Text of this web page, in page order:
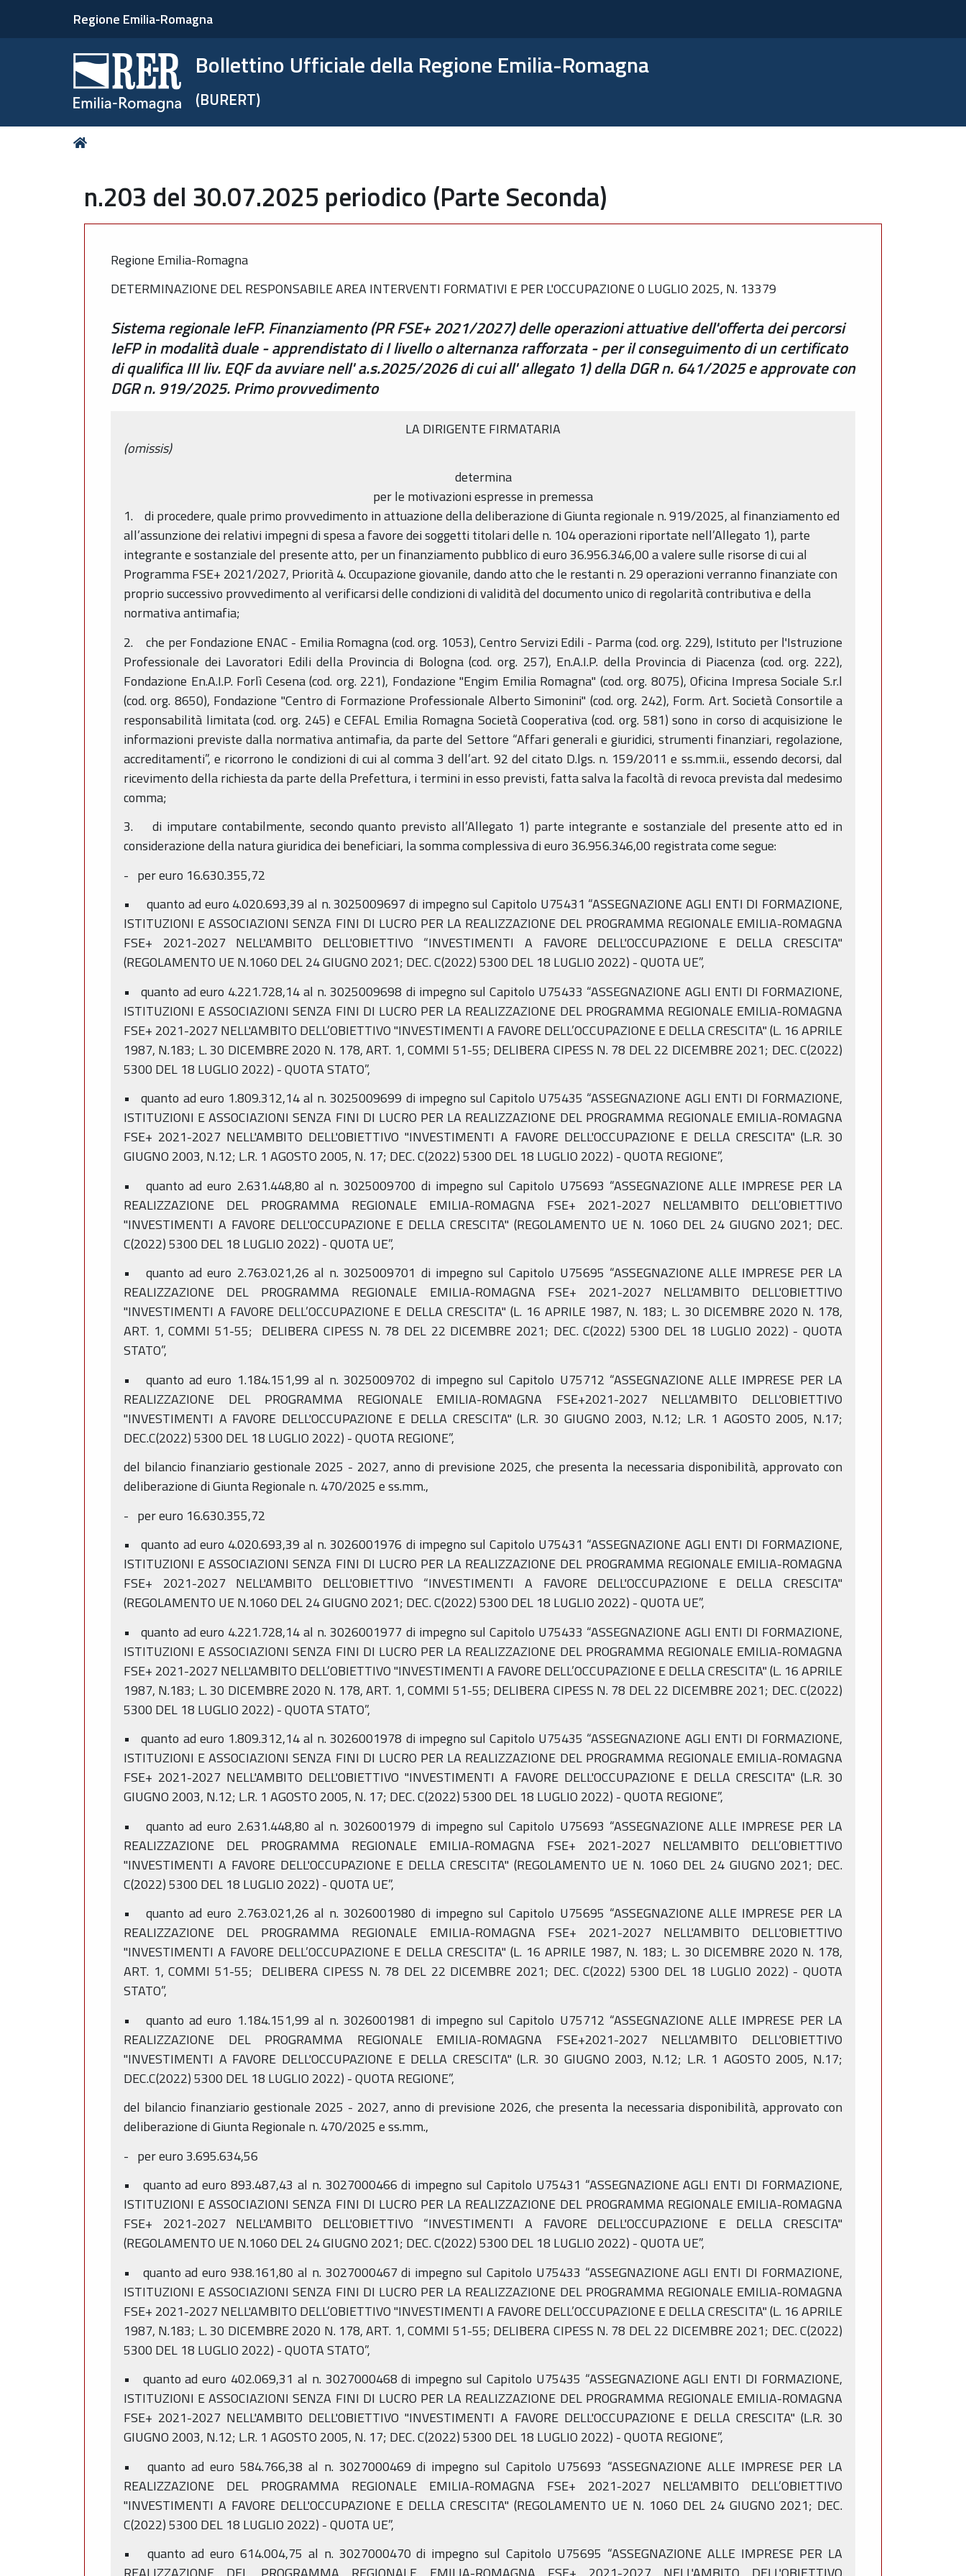
Regione Emilia-Romagna
Bollettino Ufficiale della Regione Emilia-Romagna
(BURERT)
Tu
n.203 del 30.07.2025 periodico (Parte Seconda)
Regione Emilia-Romagna
DETERMINAZIONE DEL RESPONSABILE AREA INTERVENTI FORMATIVI E PER L'OCCUPAZIONE 0 LUGLIO 2025, N. 13379
Sistema regionale IeFP. Finanziamento (PR FSE+ 2021/2027) delle operazioni attuative dell'offerta dei percorsi
IeFP in modalità duale - apprendistato di I livello o alternanza rafforzata - per il conseguimento di un certificato
di qualifica III liv. EQF da avviare nell' a.s.2025/2026 di cui all' allegato 1) della DGR n. 641/2025 e approvate con
DGR n. 919/2025. Primo provvedimento
LA DIRIGENTE FIRMATARIA
(omissis)
determina
per le motivazioni espresse in premessa
1. di procedere, quale primo provvedimento in attuazione della deliberazione di Giunta regionale n. 919/2025, al finanziamento ed
all’assunzione dei relativi impegni di spesa a favore dei soggetti titolari delle n. 104 operazioni riportate nell’Allegato 1), parte
integrante e sostanziale del presente atto, per un finanziamento pubblico di euro 36.956.346,00 a valere sulle risorse di cui al
Programma FSE+ 2021/2027, Priorità 4. Occupazione giovanile, dando atto che le restanti n. 29 operazioni verranno finanziate con
proprio successivo provvedimento al verificarsi delle condizioni di validità del documento unico di regolarità contributiva e della
normativa antimafia;
2. che per Fondazione ENAC - Emilia Romagna (cod. org. 1053), Centro Servizi Edili - Parma (cod. org. 229), Istituto per l'Istruzione
Professionale dei Lavoratori Edili della Provincia di Bologna (cod. org. 257), En.A.I.P. della Provincia di Piacenza (cod. org. 222),
Fondazione En.A.I.P. Forlì Cesena (cod. org. 221), Fondazione "Engim Emilia Romagna" (cod. org. 8075), Oficina Impresa Sociale S.r.l
(cod. org. 8650), Fondazione "Centro di Formazione Professionale Alberto Simonini" (cod. org. 242), Form. Art. Società Consortile a
responsabilità limitata (cod. org. 245) e CEFAL Emilia Romagna Società Cooperativa (cod. org. 581) sono in corso di acquisizione le
informazioni previste dalla normativa antimafia, da parte del Settore “Affari generali e giuridici, strumenti finanziari, regolazione,
accreditamenti”, e ricorrono le condizioni di cui al comma 3 dell’art. 92 del citato D.lgs. n. 159/2011 e ss.mm.ii., essendo decorsi, dal
ricevimento della richiesta da parte della Prefettura, i termini in esso previsti, fatta salva la facoltà di revoca prevista dal medesimo
comma;
3. di imputare contabilmente, secondo quanto previsto all’Allegato 1) parte integrante e sostanziale del presente atto ed in
considerazione della natura giuridica dei beneficiari, la somma complessiva di euro 36.956.346,00 registrata come segue:
- per euro 16.630.355,72
• quanto ad euro 4.020.693,39 al n. 3025009697 di impegno sul Capitolo U75431 “ASSEGNAZIONE AGLI ENTI DI FORMAZIONE,
ISTITUZIONI E ASSOCIAZIONI SENZA FINI DI LUCRO PER LA REALIZZAZIONE DEL PROGRAMMA REGIONALE EMILIA-ROMAGNA
FSE+ 2021-2027 NELL'AMBITO DELL'OBIETTIVO “INVESTIMENTI A FAVORE DELL'OCCUPAZIONE E DELLA CRESCITA"
(REGOLAMENTO UE N.1060 DEL 24 GIUGNO 2021; DEC. C(2022) 5300 DEL 18 LUGLIO 2022) - QUOTA UE”,
• quanto ad euro 4.221.728,14 al n. 3025009698 di impegno sul Capitolo U75433 “ASSEGNAZIONE AGLI ENTI DI FORMAZIONE,
ISTITUZIONI E ASSOCIAZIONI SENZA FINI DI LUCRO PER LA REALIZZAZIONE DEL PROGRAMMA REGIONALE EMILIA-ROMAGNA
FSE+ 2021-2027 NELL'AMBITO DELL’OBIETTIVO "INVESTIMENTI A FAVORE DELL’OCCUPAZIONE E DELLA CRESCITA" (L. 16 APRILE
1987, N.183; L. 30 DICEMBRE 2020 N. 178, ART. 1, COMMI 51-55; DELIBERA CIPESS N. 78 DEL 22 DICEMBRE 2021; DEC. C(2022)
5300 DEL 18 LUGLIO 2022) - QUOTA STATO”,
• quanto ad euro 1.809.312,14 al n. 3025009699 di impegno sul Capitolo U75435 “ASSEGNAZIONE AGLI ENTI DI FORMAZIONE,
ISTITUZIONI E ASSOCIAZIONI SENZA FINI DI LUCRO PER LA REALIZZAZIONE DEL PROGRAMMA REGIONALE EMILIA-ROMAGNA
FSE+ 2021-2027 NELL'AMBITO DELL'OBIETTIVO "INVESTIMENTI A FAVORE DELL'OCCUPAZIONE E DELLA CRESCITA" (L.R. 30
GIUGNO 2003, N.12; L.R. 1 AGOSTO 2005, N. 17; DEC. C(2022) 5300 DEL 18 LUGLIO 2022) - QUOTA REGIONE”,
• quanto ad euro 2.631.448,80 al n. 3025009700 di impegno sul Capitolo U75693 “ASSEGNAZIONE ALLE IMPRESE PER LA
REALIZZAZIONE DEL PROGRAMMA REGIONALE EMILIA-ROMAGNA FSE+ 2021-2027 NELL'AMBITO DELL’OBIETTIVO
"INVESTIMENTI A FAVORE DELL'OCCUPAZIONE E DELLA CRESCITA" (REGOLAMENTO UE N. 1060 DEL 24 GIUGNO 2021; DEC.
C(2022) 5300 DEL 18 LUGLIO 2022) - QUOTA UE”,
• quanto ad euro 2.763.021,26 al n. 3025009701 di impegno sul Capitolo U75695 “ASSEGNAZIONE ALLE IMPRESE PER LA
REALIZZAZIONE DEL PROGRAMMA REGIONALE EMILIA-ROMAGNA FSE+ 2021-2027 NELL'AMBITO DELL'OBIETTIVO
"INVESTIMENTI A FAVORE DELL’OCCUPAZIONE E DELLA CRESCITA" (L. 16 APRILE 1987, N. 183; L. 30 DICEMBRE 2020 N. 178,
ART. 1, COMMI 51-55; DELIBERA CIPESS N. 78 DEL 22 DICEMBRE 2021; DEC. C(2022) 5300 DEL 18 LUGLIO 2022) - QUOTA
STATO”,
• quanto ad euro 1.184.151,99 al n. 3025009702 di impegno sul Capitolo U75712 “ASSEGNAZIONE ALLE IMPRESE PER LA
REALIZZAZIONE DEL PROGRAMMA REGIONALE EMILIA-ROMAGNA FSE+2021-2027 NELL'AMBITO DELL'OBIETTIVO
"INVESTIMENTI A FAVORE DELL'OCCUPAZIONE E DELLA CRESCITA" (L.R. 30 GIUGNO 2003, N.12; L.R. 1 AGOSTO 2005, N.17;
DEC.C(2022) 5300 DEL 18 LUGLIO 2022) - QUOTA REGIONE”,
del bilancio finanziario gestionale 2025 - 2027, anno di previsione 2025, che presenta la necessaria disponibilità, approvato con
deliberazione di Giunta Regionale n. 470/2025 e ss.mm.,
- per euro 16.630.355,72
• quanto ad euro 4.020.693,39 al n. 3026001976 di impegno sul Capitolo U75431 “ASSEGNAZIONE AGLI ENTI DI FORMAZIONE,
ISTITUZIONI E ASSOCIAZIONI SENZA FINI DI LUCRO PER LA REALIZZAZIONE DEL PROGRAMMA REGIONALE EMILIA-ROMAGNA
FSE+ 2021-2027 NELL'AMBITO DELL'OBIETTIVO “INVESTIMENTI A FAVORE DELL'OCCUPAZIONE E DELLA CRESCITA"
(REGOLAMENTO UE N.1060 DEL 24 GIUGNO 2021; DEC. C(2022) 5300 DEL 18 LUGLIO 2022) - QUOTA UE”,
• quanto ad euro 4.221.728,14 al n. 3026001977 di impegno sul Capitolo U75433 “ASSEGNAZIONE AGLI ENTI DI FORMAZIONE,
ISTITUZIONI E ASSOCIAZIONI SENZA FINI DI LUCRO PER LA REALIZZAZIONE DEL PROGRAMMA REGIONALE EMILIA-ROMAGNA
FSE+ 2021-2027 NELL'AMBITO DELL’OBIETTIVO "INVESTIMENTI A FAVORE DELL’OCCUPAZIONE E DELLA CRESCITA" (L. 16 APRILE
1987, N.183; L. 30 DICEMBRE 2020 N. 178, ART. 1, COMMI 51-55; DELIBERA CIPESS N. 78 DEL 22 DICEMBRE 2021; DEC. C(2022)
5300 DEL 18 LUGLIO 2022) - QUOTA STATO”,
• quanto ad euro 1.809.312,14 al n. 3026001978 di impegno sul Capitolo U75435 “ASSEGNAZIONE AGLI ENTI DI FORMAZIONE,
ISTITUZIONI E ASSOCIAZIONI SENZA FINI DI LUCRO PER LA REALIZZAZIONE DEL PROGRAMMA REGIONALE EMILIA-ROMAGNA
FSE+ 2021-2027 NELL'AMBITO DELL'OBIETTIVO "INVESTIMENTI A FAVORE DELL'OCCUPAZIONE E DELLA CRESCITA" (L.R. 30
GIUGNO 2003, N.12; L.R. 1 AGOSTO 2005, N. 17; DEC. C(2022) 5300 DEL 18 LUGLIO 2022) - QUOTA REGIONE”,
• quanto ad euro 2.631.448,80 al n. 3026001979 di impegno sul Capitolo U75693 “ASSEGNAZIONE ALLE IMPRESE PER LA
REALIZZAZIONE DEL PROGRAMMA REGIONALE EMILIA-ROMAGNA FSE+ 2021-2027 NELL'AMBITO DELL’OBIETTIVO
"INVESTIMENTI A FAVORE DELL'OCCUPAZIONE E DELLA CRESCITA" (REGOLAMENTO UE N. 1060 DEL 24 GIUGNO 2021; DEC.
C(2022) 5300 DEL 18 LUGLIO 2022) - QUOTA UE”,
• quanto ad euro 2.763.021,26 al n. 3026001980 di impegno sul Capitolo U75695 “ASSEGNAZIONE ALLE IMPRESE PER LA
REALIZZAZIONE DEL PROGRAMMA REGIONALE EMILIA-ROMAGNA FSE+ 2021-2027 NELL'AMBITO DELL'OBIETTIVO
"INVESTIMENTI A FAVORE DELL’OCCUPAZIONE E DELLA CRESCITA" (L. 16 APRILE 1987, N. 183; L. 30 DICEMBRE 2020 N. 178,
ART. 1, COMMI 51-55; DELIBERA CIPESS N. 78 DEL 22 DICEMBRE 2021; DEC. C(2022) 5300 DEL 18 LUGLIO 2022) - QUOTA
STATO”,
• quanto ad euro 1.184.151,99 al n. 3026001981 di impegno sul Capitolo U75712 “ASSEGNAZIONE ALLE IMPRESE PER LA
REALIZZAZIONE DEL PROGRAMMA REGIONALE EMILIA-ROMAGNA FSE+2021-2027 NELL'AMBITO DELL'OBIETTIVO
"INVESTIMENTI A FAVORE DELL'OCCUPAZIONE E DELLA CRESCITA" (L.R. 30 GIUGNO 2003, N.12; L.R. 1 AGOSTO 2005, N.17;
DEC.C(2022) 5300 DEL 18 LUGLIO 2022) - QUOTA REGIONE”,
del bilancio finanziario gestionale 2025 - 2027, anno di previsione 2026, che presenta la necessaria disponibilità, approvato con
deliberazione di Giunta Regionale n. 470/2025 e ss.mm.,
- per euro 3.695.634,56
• quanto ad euro 893.487,43 al n. 3027000466 di impegno sul Capitolo U75431 “ASSEGNAZIONE AGLI ENTI DI FORMAZIONE,
ISTITUZIONI E ASSOCIAZIONI SENZA FINI DI LUCRO PER LA REALIZZAZIONE DEL PROGRAMMA REGIONALE EMILIA-ROMAGNA
FSE+ 2021-2027 NELL'AMBITO DELL'OBIETTIVO “INVESTIMENTI A FAVORE DELL'OCCUPAZIONE E DELLA CRESCITA"
(REGOLAMENTO UE N.1060 DEL 24 GIUGNO 2021; DEC. C(2022) 5300 DEL 18 LUGLIO 2022) - QUOTA UE”,
• quanto ad euro 938.161,80 al n. 3027000467 di impegno sul Capitolo U75433 “ASSEGNAZIONE AGLI ENTI DI FORMAZIONE,
ISTITUZIONI E ASSOCIAZIONI SENZA FINI DI LUCRO PER LA REALIZZAZIONE DEL PROGRAMMA REGIONALE EMILIA-ROMAGNA
FSE+ 2021-2027 NELL'AMBITO DELL’OBIETTIVO "INVESTIMENTI A FAVORE DELL’OCCUPAZIONE E DELLA CRESCITA" (L. 16 APRILE
1987, N.183; L. 30 DICEMBRE 2020 N. 178, ART. 1, COMMI 51-55; DELIBERA CIPESS N. 78 DEL 22 DICEMBRE 2021; DEC. C(2022)
5300 DEL 18 LUGLIO 2022) - QUOTA STATO”,
• quanto ad euro 402.069,31 al n. 3027000468 di impegno sul Capitolo U75435 “ASSEGNAZIONE AGLI ENTI DI FORMAZIONE,
ISTITUZIONI E ASSOCIAZIONI SENZA FINI DI LUCRO PER LA REALIZZAZIONE DEL PROGRAMMA REGIONALE EMILIA-ROMAGNA
FSE+ 2021-2027 NELL'AMBITO DELL'OBIETTIVO "INVESTIMENTI A FAVORE DELL'OCCUPAZIONE E DELLA CRESCITA" (L.R. 30
GIUGNO 2003, N.12; L.R. 1 AGOSTO 2005, N. 17; DEC. C(2022) 5300 DEL 18 LUGLIO 2022) - QUOTA REGIONE”,
• quanto ad euro 584.766,38 al n. 3027000469 di impegno sul Capitolo U75693 “ASSEGNAZIONE ALLE IMPRESE PER LA
REALIZZAZIONE DEL PROGRAMMA REGIONALE EMILIA-ROMAGNA FSE+ 2021-2027 NELL'AMBITO DELL’OBIETTIVO
"INVESTIMENTI A FAVORE DELL'OCCUPAZIONE E DELLA CRESCITA" (REGOLAMENTO UE N. 1060 DEL 24 GIUGNO 2021; DEC.
C(2022) 5300 DEL 18 LUGLIO 2022) - QUOTA UE”,
• quanto ad euro 614.004,75 al n. 3027000470 di impegno sul Capitolo U75695 “ASSEGNAZIONE ALLE IMPRESE PER LA